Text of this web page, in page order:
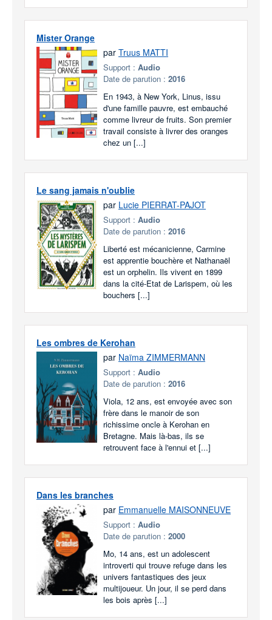
Mister Orange
par Truus MATTI
Support : Audio
Date de parution : 2016
En 1943, à New York, Linus, issu
d'une famille pauvre, est embauché
comme livreur de fruits. Son premier
travail consiste à livrer des oranges
chez un [...]
Le sang jamais n'oublie
par Lucie PIERRAT-PAJOT
Support : Audio
Date de parution : 2016
Liberté est mécanicienne, Carmine
est apprentie bouchère et Nathanaël
est un orphelin. Ils vivent en 1899
dans la cité-Etat de Larispem, où les
bouchers [...]
Les ombres de Kerohan
par Naïma ZIMMERMANN
Support : Audio
Date de parution : 2016
Viola, 12 ans, est envoyée avec son
frère dans le manoir de son
richissime oncle à Kerohan en
Bretagne. Mais là-bas, ils se
retrouvent face à l'ennui et [...]
Dans les branches
par Emmanuelle MAISONNEUVE
Support : Audio
Date de parution : 2000
Mo, 14 ans, est un adolescent
introverti qui trouve refuge dans les
univers fantastiques des jeux
multijoueur. Un jour, il se perd dans
les bois après [...]